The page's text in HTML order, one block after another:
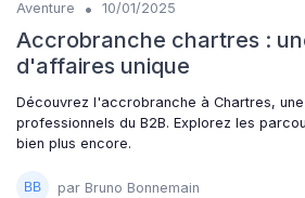
Aventure • 10/01/2025
Accrobranche chartres :
d'affaires unique
Découvrez l'accrobranche à Chartres,
professionnels du B2B. Explorez les
bien plus encore.
par Bruno Bonnemain